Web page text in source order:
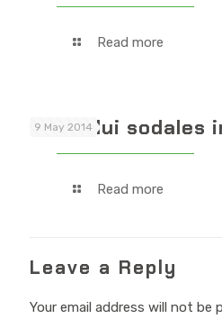
Read more
9 May 2014
Proin dui sodales
Read more
Leave a Reply
Your email address will not be